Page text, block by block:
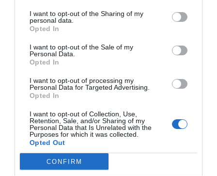
I want to opt-out of the Sharing of my
personal data.
Opted In
I want to opt-out of the Sale of my
Personal Data.
Opted In
I want to opt-out of processing my
Personal Data for Targeted Advertising.
Opted In
I want to opt-out of Collection, Use,
Retention, Sale, and/or Sharing of my
Personal Data that Is Unrelated with the
Purposes for which it was collected.
Opted Out
CONFIRM
Hotel Barsotti
Превосходно
ТАРИФЫ
Albatres Palace Hotel
Потрясающе
ТАРИФЫ
14.28 km